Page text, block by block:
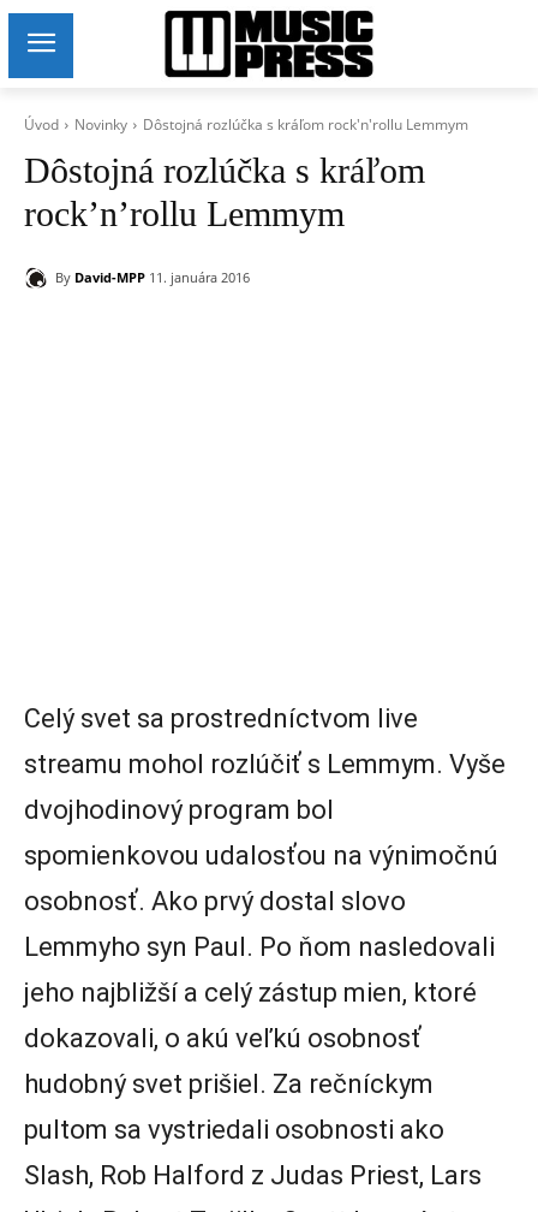
Úvod Novinky Dôstojná rozlúčka s kráľom rock'n'rollu Lemmym
Dôstojná rozlúčka s kráľom
rock’n’rollu Lemmym
By David-MPP 11. januára 2016
Celý svet sa prostredníctvom live
streamu mohol rozlúčiť s Lemmym. Vyše
dvojhodinový program bol
spomienkovou udalosťou na výnimočnú
osobnosť. Ako prvý dostal slovo
Lemmyho syn Paul. Po ňom nasledovali
jeho najbližší a celý zástup mien, ktoré
dokazovali, o akú veľkú osobnosť
hudobný svet prišiel. Za rečníckym
pultom sa vystriedali osobnosti ako
Slash, Rob Halford z Judas Priest, Lars